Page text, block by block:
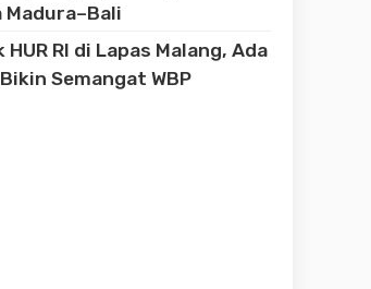
Madura–Bali
HUR RI di Lapas Malang, Ada
Semangat WBP